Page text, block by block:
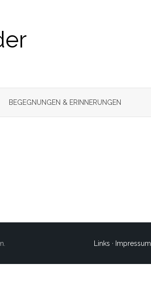
BEGEGNUNGEN & ERINNERUNGEN
Links · Impressum